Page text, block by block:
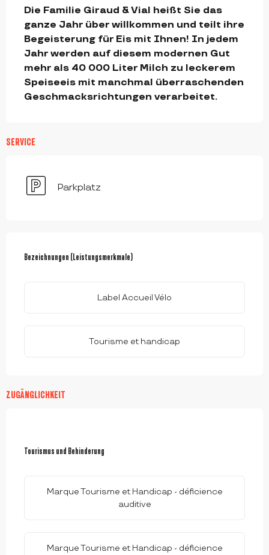
Die Familie Giraud & Vial heißt Sie das
ganze Jahr über willkommen und teilt ihre
Begeisterung für Eis mit Ihnen! In jedem
Jahr werden auf diesem modernen Gut
mehr als 40 000 Liter Milch zu leckerem
Speiseeis mit manchmal überraschenden
Geschmacksrichtungen verarbeitet.
SERVICE
Parkplatz
Bezeichnungen (Leistungsmerkmale)
Bezeichnungen (Leistungsmerkmale)
Label Accueil Vélo
Tourisme et handicap
ZUGÄNGLICHKEIT
Tourismus und Behinderung
Tourismus und Behinderung
Marque Tourisme et Handicap - déficience
auditive
Marque Tourisme et Handicap - déficience